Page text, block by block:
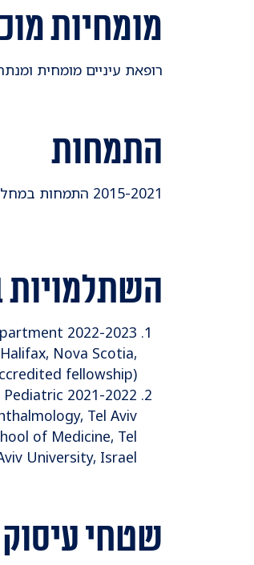
מומחיות
רופאת עיניים מומחית
התמחות
2015-2021 התמחות במחלות עיניים במרכז הרפואי מאיר, כפר סבא
השתלמויות
Nova Scotia,
fellowship)
Pediatric
Tel Aviv
of Medicine, Tel
University, Israel.
שטחי